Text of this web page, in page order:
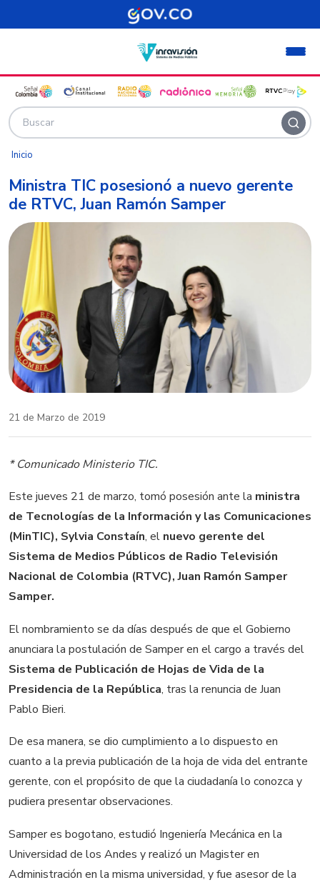
Pasar al contenido principal
Inicio
Ministra TIC posesionó a nuevo gerente
de RTVC, Juan Ramón Samper
21 de Marzo de 2019
* Comunicado Ministerio TIC.
Este jueves 21 de marzo, tomó posesión ante la ministra
de Tecnologías de la Información y las Comunicaciones
(MinTIC), Sylvia Constaín, el nuevo gerente del
Sistema de Medios Públicos de Radio Televisión
Nacional de Colombia (RTVC), Juan Ramón Samper
Samper.
El nombramiento se da días después de que el Gobierno
anunciara la postulación de Samper en el cargo a través del
Sistema de Publicación de Hojas de Vida de la
Presidencia de la República, tras la renuncia de Juan
Pablo Bieri.
De esa manera, se dio cumplimiento a lo dispuesto en
cuanto a la previa publicación de la hoja de vida del entrante
gerente, con el propósito de que la ciudadanía lo conozca y
pudiera presentar observaciones.
Samper es bogotano, estudió Ingeniería Mecánica en la
Universidad de los Andes y realizó un Magister en
Administración en la misma universidad, y fue asesor de la